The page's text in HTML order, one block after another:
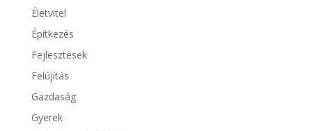
Életvitel
Építkezés
Fejlesztések
Felújítás
Gazdaság
Gyerek